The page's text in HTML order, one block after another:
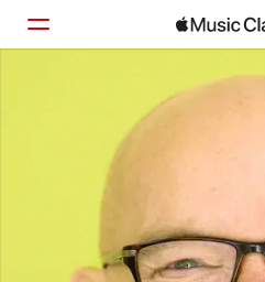
搜尋